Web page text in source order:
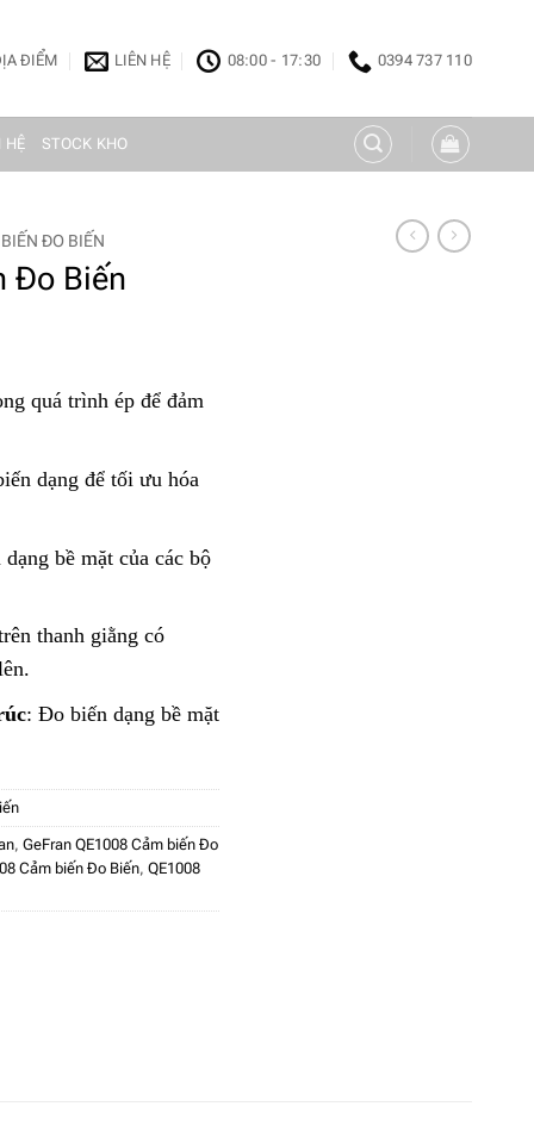
ĐIỂM LIÊN HỆ 08:00 - 17:30 0394 737 110
HỆ STOCK KHO
ĐO BIẾN
Đo Biến
quá trình ép để đảm
dạng để tối ưu hóa
bề mặt của các bộ
thanh giằng có
: Đo biến dạng bề mặt
, GeFran QE1008 Cảm biến Đo
Cảm biến Đo Biến, QE1008